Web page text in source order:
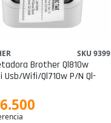
SKU 9399
Brother Ql810w
Usb/wifi/ql710w P/n Ql-